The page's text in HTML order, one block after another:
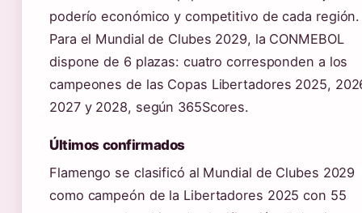
poderío económico y competitivo de cada región.
Para el Mundial de Clubes 2029, la CONMEBOL
dispone de 6 plazas: cuatro corresponden a los
campeones de las Copas Libertadores 2025,
2027 y 2028, según 365Scores.
Últimos confirmados
Flamengo se clasificó al Mundial de Clubes 2029
como campeón de la Libertadores 2025 con 55